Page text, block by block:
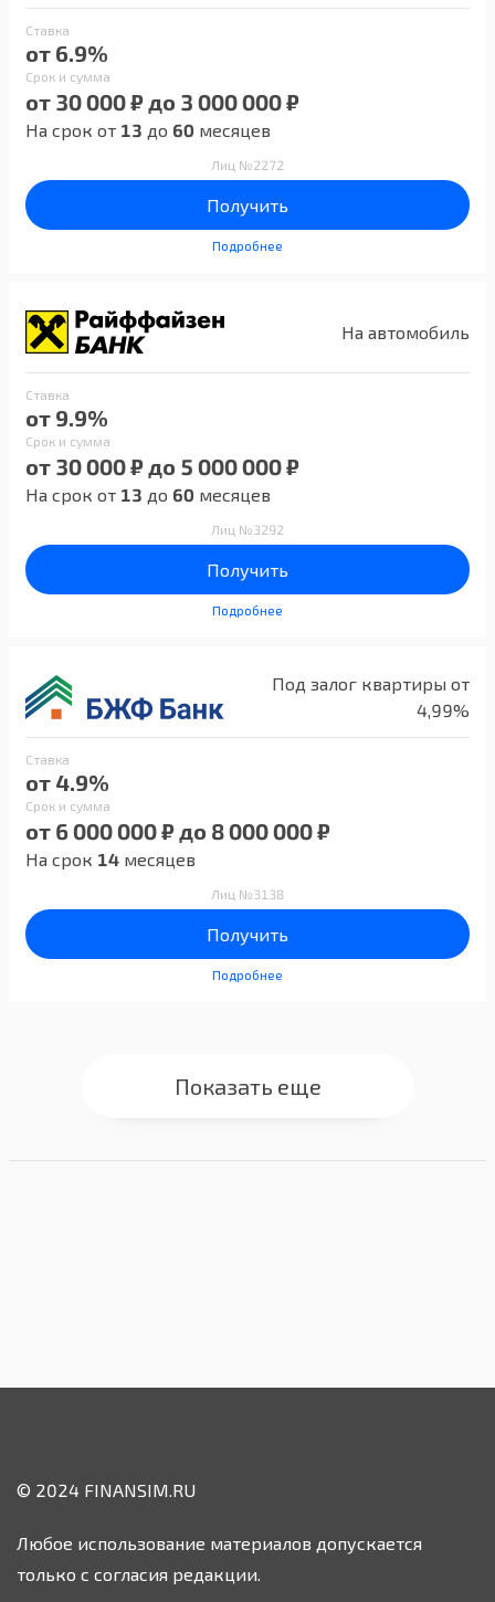
Ставка
от 6.9%
Срок и сумма
от 30 000 ₽ до 3 000 000 ₽
На срок от 13 до 60 месяцев
Лиц №2272
Получить
Подробнее
На автомобиль
Ставка
от 9.9%
Срок и сумма
от 30 000 ₽ до 5 000 000 ₽
На срок от 13 до 60 месяцев
Лиц №3292
Получить
Подробнее
Под залог квартиры от
4,99%
Ставка
от 4.9%
Срок и сумма
от 6 000 000 ₽ до 8 000 000 ₽
На срок 14 месяцев
Лиц №3138
Получить
Подробнее
Показать еще
© 2024 FINANSIM.RU
Любое использование материалов допускается
только с согласия редакции.